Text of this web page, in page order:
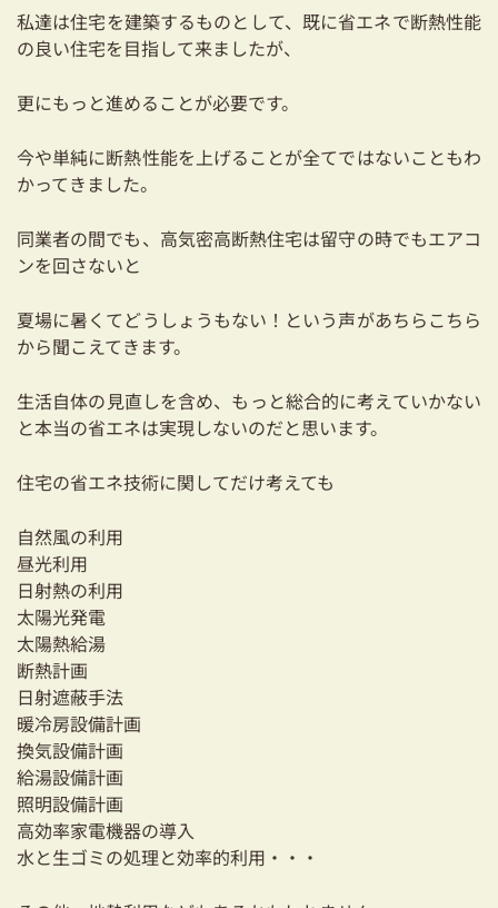
私達は住宅を建築するものとして、既に省エネで断熱性能
の良い住宅を目指して来ましたが、
更にもっと進めることが必要です。
今や単純に断熱性能を上げることが全てではないこともわ
かってきました。
同業者の間でも、高気密高断熱住宅は留守の時でもエアコ
ンを回さないと
夏場に暑くてどうしょうもない！という声があちらこちら
から聞こえてきます。
生活自体の見直しを含め、もっと総合的に考えていかない
と本当の省エネは実現しないのだと思います。
住宅の省エネ技術に関してだけ考えても
自然風の利用
昼光利用
日射熱の利用
太陽光発電
太陽熱給湯
断熱計画
日射遮蔽手法
暖冷房設備計画
換気設備計画
給湯設備計画
照明設備計画
高効率家電機器の導入
水と生ゴミの処理と効率的利用・・・